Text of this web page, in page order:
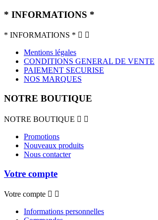
* INFORMATIONS *
* INFORMATIONS *  
Mentions légales
CONDITIONS GENERAL DE VENTE
PAIEMENT SECURISE
NOS MARQUES
NOTRE BOUTIQUE
NOTRE BOUTIQUE  
Promotions
Nouveaux produits
Nous contacter
Votre compte
Votre compte  
Informations personnelles